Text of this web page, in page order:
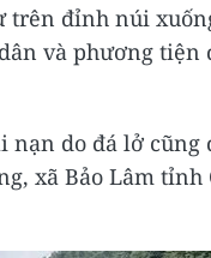
trên đỉnh núi
và phương tiện
nạn do đá lở cũng
xã Bảo Lâm